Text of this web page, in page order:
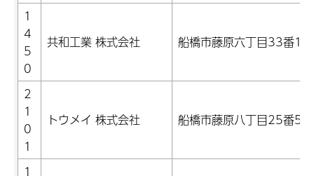
1
4
5
0
共和工業 株式会社 船橋市藤原六丁目33番1号
2
1
0
1
トウメイ 株式会社 船橋市藤原八丁目25番5号
1